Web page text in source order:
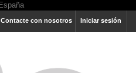
Iniciar sesión
Contacte con nosotros